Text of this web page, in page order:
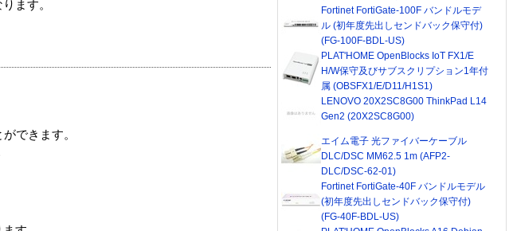
ます。
できます。
Fortinet FortiGate-100F バンドルモデ
ル (初年度先出しセンドバック保守付)
(FG-100F-BDL-US)
PLAT'HOME OpenBlocks IoT FX1/E
H/W保守及びサブスクリプション1年付
属 (OBSFX1/E/D11/H1S1)
LENOVO 20X2SC8G00 ThinkPad L14
Gen2 (20X2SC8G00)
エイム電子 光ファイバーケーブル
DLC/DSC MM62.5 1m (AFP2-
DLC/DSC-62-01)
Fortinet FortiGate-40F バンドルモデル
(初年度先出しセンドバック保守付)
(FG-40F-BDL-US)